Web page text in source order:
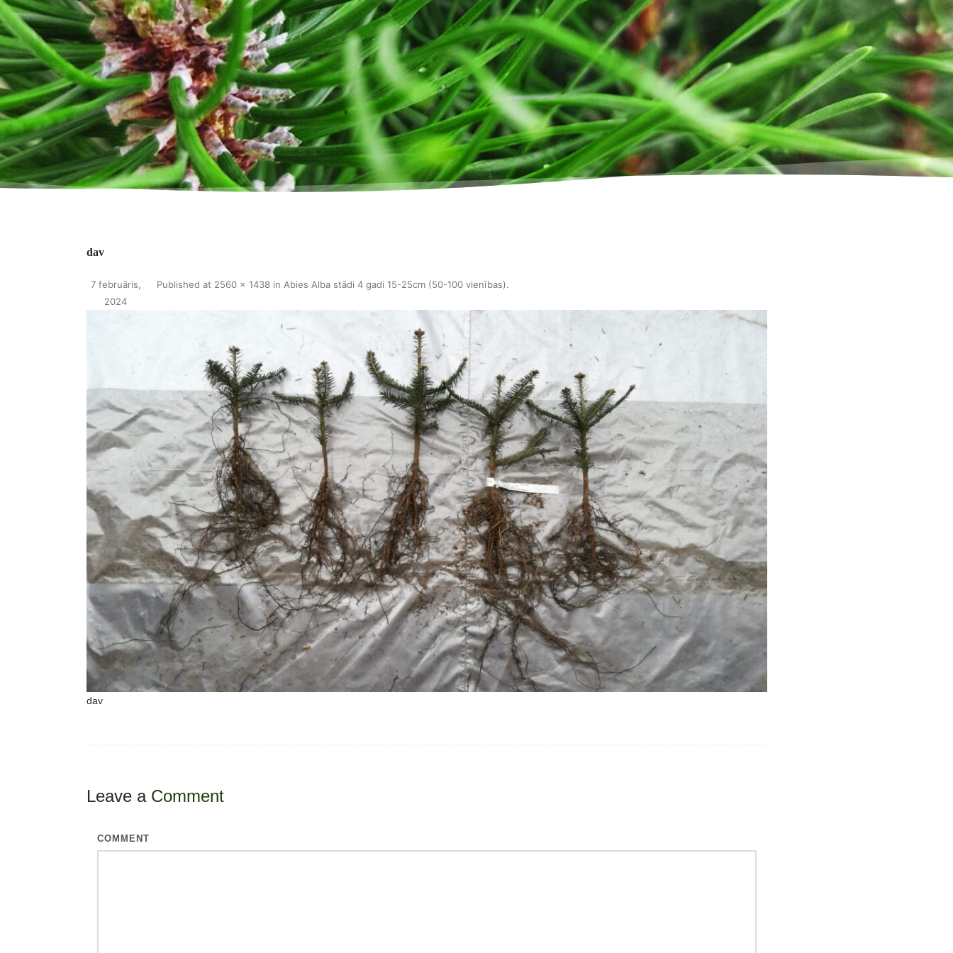
dav
Published
7 februāris,
2024
at 2560 × 1438 in Abies Alba stādi 4 gadi 15-25cm (50-100 vienības).
dav
Leave a Comment
COMMENT